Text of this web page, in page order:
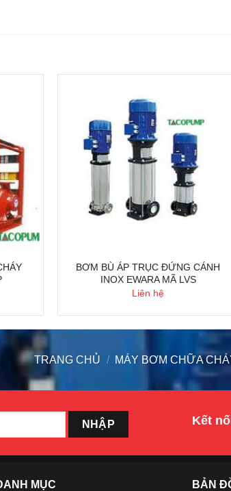
BƠM BÙ ÁP TRỤC ĐỨNG CÁNH
INOX EWARA MÃ LVS
Liên hệ
TRANG CHỦ / MÁY BƠM CHỮA
Kết
MỤC BẢN